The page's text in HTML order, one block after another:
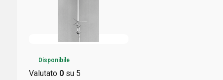
Disponibile
Valutato 0su 5